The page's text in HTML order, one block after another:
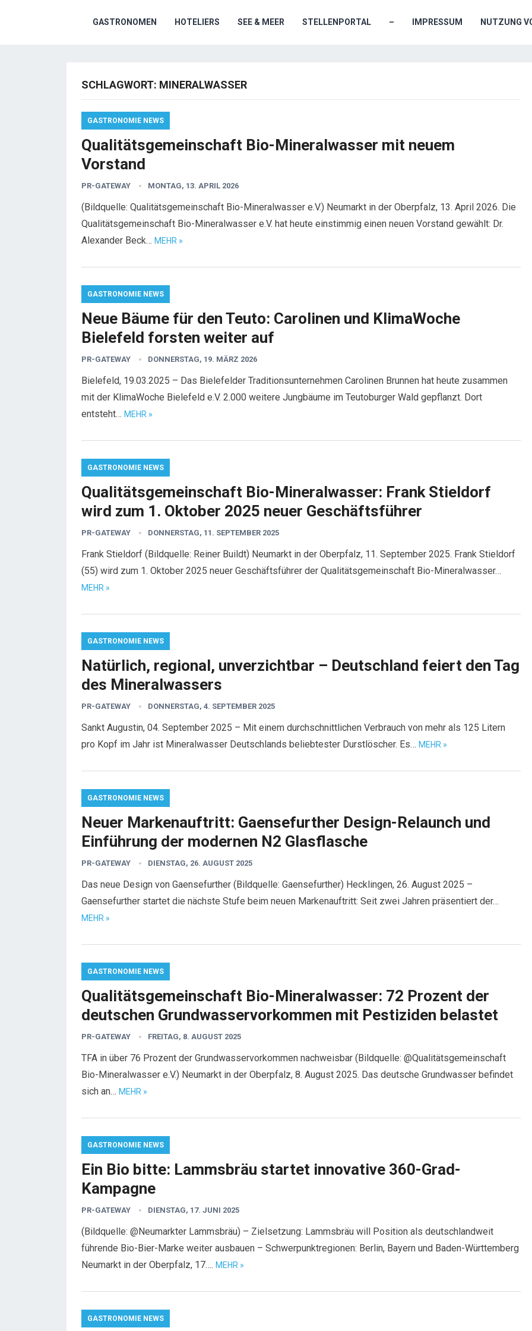
GASTRONOMEN HOTELIERS SEE & MEER STELLENPORTAL – IMPRESSUM NUTZUNG
SCHLAGWORT: MINERALWASSER
GASTRONOMIE NEWS
Qualitätsgemeinschaft Bio-Mineralwasser mit neuem
Vorstand
PR-GATEWAY MONTAG, 13. APRIL 2026
(Bildquelle: Qualitätsgemeinschaft Bio-Mineralwasser e.V.) Neumarkt in der Oberpfalz, 13. April 2026. Die
Qualitätsgemeinschaft Bio-Mineralwasser e.V. hat heute einstimmig einen neuen Vorstand gewählt: Dr.
Alexander Beck… MEHR »
GASTRONOMIE NEWS
Neue Bäume für den Teuto: Carolinen und KlimaWoche
Bielefeld forsten weiter auf
PR-GATEWAY DONNERSTAG, 19. MÄRZ 2026
Bielefeld, 19.03.2025 – Das Bielefelder Traditionsunternehmen Carolinen Brunnen hat heute zusammen
mit der KlimaWoche Bielefeld e.V. 2.000 weitere Jungbäume im Teutoburger Wald gepflanzt. Dort
entsteht… MEHR »
GASTRONOMIE NEWS
Qualitätsgemeinschaft Bio-Mineralwasser: Frank Stieldorf
wird zum 1. Oktober 2025 neuer Geschäftsführer
PR-GATEWAY DONNERSTAG, 11. SEPTEMBER 2025
Frank Stieldorf (Bildquelle: Reiner Buildt) Neumarkt in der Oberpfalz, 11. September 2025. Frank Stieldorf
(55) wird zum 1. Oktober 2025 neuer Geschäftsführer der Qualitätsgemeinschaft Bio-Mineralwasser…
MEHR »
GASTRONOMIE NEWS
Natürlich, regional, unverzichtbar – Deutschland feiert den Tag
des Mineralwassers
PR-GATEWAY DONNERSTAG, 4. SEPTEMBER 2025
Sankt Augustin, 04. September 2025 – Mit einem durchschnittlichen Verbrauch von mehr als 125 Litern
pro Kopf im Jahr ist Mineralwasser Deutschlands beliebtester Durstlöscher. Es… MEHR »
GASTRONOMIE NEWS
Neuer Markenauftritt: Gaensefurther Design-Relaunch und
Einführung der modernen N2 Glasflasche
PR-GATEWAY DIENSTAG, 26. AUGUST 2025
Das neue Design von Gaensefurther (Bildquelle: Gaensefurther) Hecklingen, 26. August 2025 –
Gaensefurther startet die nächste Stufe beim neuen Markenauftritt: Seit zwei Jahren präsentiert der…
MEHR »
GASTRONOMIE NEWS
Qualitätsgemeinschaft Bio-Mineralwasser: 72 Prozent der
deutschen Grundwasservorkommen mit Pestiziden belastet
PR-GATEWAY FREITAG, 8. AUGUST 2025
TFA in über 76 Prozent der Grundwasservorkommen nachweisbar (Bildquelle: @Qualitätsgemeinschaft
Bio-Mineralwasser e.V.) Neumarkt in der Oberpfalz, 8. August 2025. Das deutsche Grundwasser befindet
sich an… MEHR »
GASTRONOMIE NEWS
Ein Bio bitte: Lammsbräu startet innovative 360-Grad-
Kampagne
PR-GATEWAY DIENSTAG, 17. JUNI 2025
(Bildquelle: @Neumarkter Lammsbräu) – Zielsetzung: Lammsbräu will Position als deutschlandweit
führende Bio-Bier-Marke weiter ausbauen – Schwerpunktregionen: Berlin, Bayern und Baden-Württemberg
Neumarkt in der Oberpfalz, 17…. MEHR »
GASTRONOMIE NEWS